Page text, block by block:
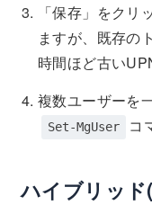
「保存」をク
ますが、既存の
時間ほど古い
複数ユーザーを
Set-MgUser コ
ハイブリッ